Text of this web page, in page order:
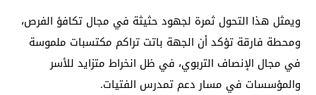
ويمثل هذا التحول ثمرة لجهود حثيثة في مجال تكافؤ الفرص،
ومحطة فارقة تؤكد أن الجهة باتت تراكم مكتسبات ملموسة
في مجال الإنصاف التربوي، في ظل انخراط متزايد للأسر
والمؤسسات في مسار دعم تمدرس الفتيات.